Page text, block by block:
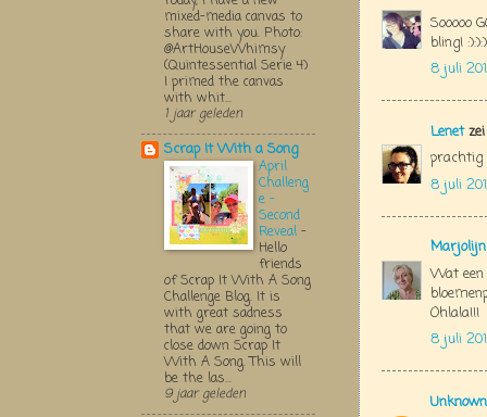
Sooooo
bling!
8 juli
Lenetzei
prachtig
8 juli
Wat
Ohlala!!!
8 juli
Unknown
mixed-media canvas to
share with you. Photo:
@ArtHouseWhimsy
(Quintessential Serie 4)
I primed the canvas
with whit...
1 jaar geleden
Scrap It With a Song
April
Challeng
e -
Second
Reveal -
Hello
friends
of Scrap It With A Song
Challenge Blog. It is
with great sadness
that we are going to
close down Scrap It
With A Song. This will
be the las...
9 jaar geleden